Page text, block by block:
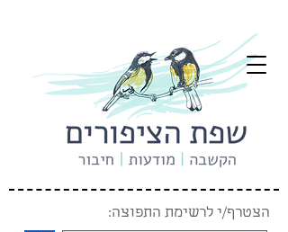
הצטרף/י לרשימת התפוצה: